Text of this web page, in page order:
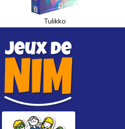
Tulikko